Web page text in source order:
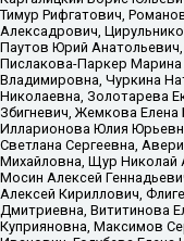
Тимур Рифгатович,
Алексадрович,
Паутов Юрий
Пислакова-Паркер
Владимировна, Чуркина
Николаевна, Золотарева
Збигневич, Жемкова
Илларионова Юлия
Светлана Сергеевна,
Михайловна, Щур Николай
Мосин Алексей
Алексей Кириллович,
Дмитриевна, Вититинова
Куприяновна, Максимов